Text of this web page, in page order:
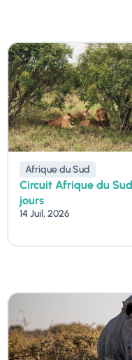
Afrique du Sud
Circuit Afrique du
jours
14 Juil, 2026